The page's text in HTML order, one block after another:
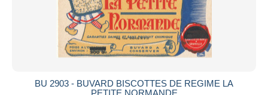
BU 2903 - BUVARD BISCOTTES DE REGIME LA
PETITE NORMANDE